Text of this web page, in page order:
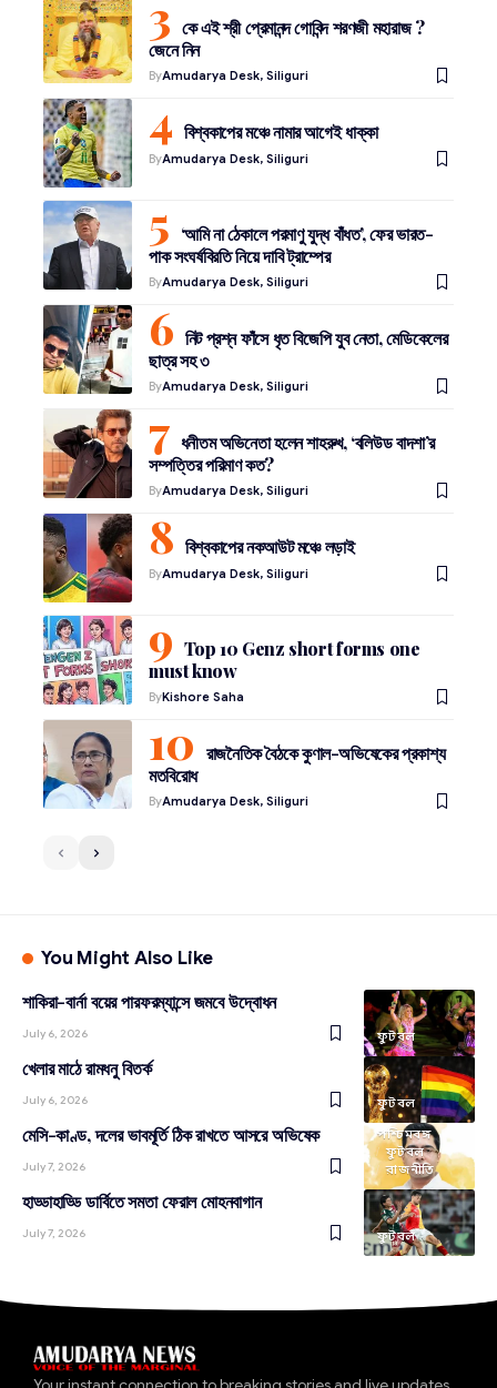
কে এই শ্রী প্রেমানন্দ গোবিন্দ শরণজী মহারাজ ?
জেনে নিন
ByAmudarya Desk, Siliguri
বিশ্বকাপের মঞ্চে নামার আগেই ধাক্কা
ByAmudarya Desk, Siliguri
‘আমি না ঠেকালে পরমাণু যুদ্ধ বাঁধত’, ফের ভারত-
পাক সংঘর্ষবিরতি নিয়ে দাবি ট্রাম্পের
ByAmudarya Desk, Siliguri
নিট প্রশ্ন ফাঁসে ধৃত বিজেপি যুব নেতা, মেডিকেলের
ছাত্র সহ ৩
ByAmudarya Desk, Siliguri
ধনীতম অভিনেতা হলেন শাহরুখ, ‘বলিউড বাদশা’র
সম্পত্তির পরিমাণ কত?
ByAmudarya Desk, Siliguri
বিশ্বকাপের নকআউট মঞ্চে লড়াই
ByAmudarya Desk, Siliguri
Top 10 Genz short forms one
must know
ByKishore Saha
রাজনৈতিক বৈঠকে কুণাল-অভিষেকের প্রকাশ্য
মতবিরোধ
ByAmudarya Desk, Siliguri
You Might Also Like
ফুটবল
শাকিরা-বার্না বয়ের পারফরম্যান্সে জমবে উদ্বোধন
July 6, 2026
ফুটবল
খেলার মাঠে রামধনু বিতর্ক
July 6, 2026
পশ্চিমবঙ্গ
ফুটবল
রাজনীতি
মেসি-কাণ্ড, দলের ভাবমূর্তি ঠিক রাখতে আসরে অভিষেক
July 7, 2026
ফুটবল
হাড্ডাহাড্ডি ডার্বিতে সমতা ফেরাল মোহনবাগান
July 7, 2026